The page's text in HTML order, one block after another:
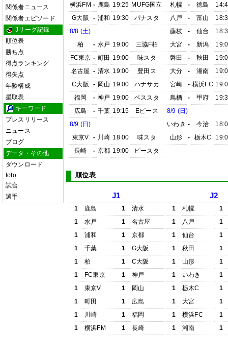
関係者ニュース
関係者エピソード
Jリーグ記録
順位表
勝ち点
得点ランキング
得失点
年齢構成
星取表
キーワード
プレスリリース
ニュース
ブログ
データ・その他
ダウンロード
toto
試合
選手
横浜FM - 鹿島 19:25 MUFG国立
G大阪
- 浦和 19:30
パナスタ
8/8 (土)
柏
- 水戸 19:00
三協F柏
FC東京 - 町田 19:00
味スタ
名古屋 - 清水 19:00
豊田ス
C大阪
- 岡山 19:00
ハナサカ
福岡
- 神戸 19:00
ベススタ
広島
- 千葉 19:15
Eピース
8/9 (日)
東京V
- 川崎 18:00
味スタ
長崎
- 京都 19:00 ピースタ
札幌
- 徳島
八戸
- 富山
藤枝
- 仙台
大宮
- 新潟
磐田
- 秋田
大分
- 湘南
宮崎
- 横浜FC
鳥栖
- 甲府
8/9 (日)
いわき - 今治
山形
- 栃木C
順位表
J1
1 鹿島 1
清水
1
水戸 1
名古屋
1
浦和 1
京都
1
千葉 1
G大阪
1
柏 1
C大阪
1
FC東京 1
神戸
1
東京V 1
岡山
1
町田 1
広島
1
川崎 1
福岡
1
横浜FM 1 長崎
J2
1 札幌
1
1
八戸
1
1
仙台
1
1
秋田
1
1
山形
1
1
いわき
1
1
栃木C
1
1
大宮
1
1
横浜FC
1
1
湘南 1